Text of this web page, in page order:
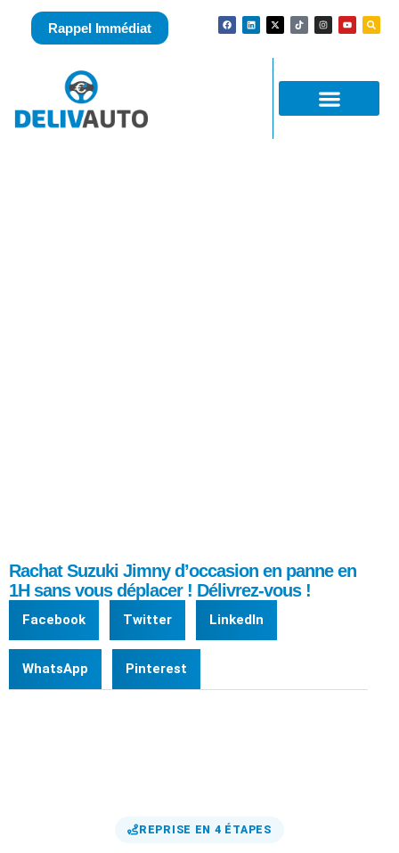
Rappel Immédiat
Rachat Suzuki Jimny d’occasion en panne en
1H sans vous déplacer ! Délivrez-vous !
Facebook Twitter LinkedIn
WhatsApp Pinterest
REPRISE EN 4 ÉTAPES